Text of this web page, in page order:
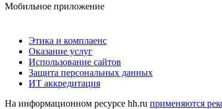
Мобильное приложение
Этика и комплаенс
Оказание услуг
Использование сайтов
Защита персональных данных
ИТ аккредитация
На информационном ресурсе hh.ru применяются